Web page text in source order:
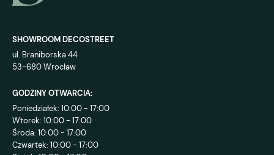
SHOWROOM DECOSTREET
ul. Braniborska 44
53-680 Wrocław
GODZINY OTWARCIA:
Poniedziałek: 10:00 - 17:00
Wtorek: 10:00 - 17:00
Środa: 10:00 - 17:00
Czwartek: 10:00 - 17:00